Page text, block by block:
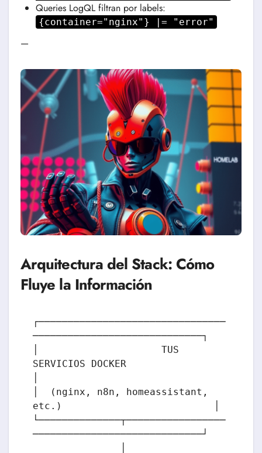
Queries LogQL filtran por labels:
{container="nginx"} |= "error"
—
Arquitectura del Stack: Cómo
Fluye la Información
┌────────────────────────────────
─────────────────────────────┐
│                     TUS
SERVICIOS DOCKER
│  (nginx, n8n, homeassistant,
etc.)                          │
└──────────────┬─────────────────
─────────────────────────────┘